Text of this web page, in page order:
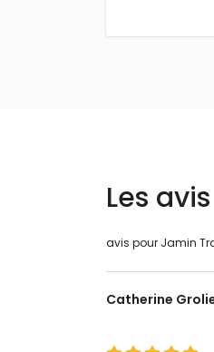
Les
avis pour Jamin
Catherine